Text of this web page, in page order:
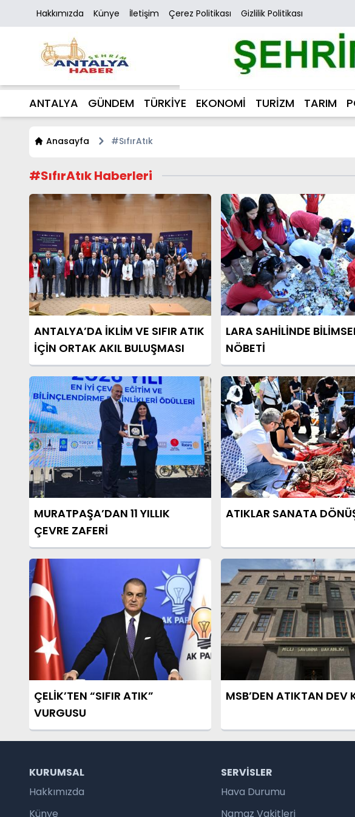
Hakkımızda Künye İletişim Çerez Politikası Gizlilik Politikası
ANTALYA GÜNDEM TÜRKİYE EKONOMİ TURİZM TARIM
Anasayfa #SıfırAtık
#SıfırAtık Haberleri
ANTALYA’DA İKLİM VE SIFIR ATIK
İÇİN ORTAK AKIL BULUŞMASI
LARA SAHİLİNDE
NÖBETİ
MURATPAŞA’DAN 11 YILLIK
ÇEVRE ZAFERİ
ATIKLAR SANATA
ÇELİK’TEN “SIFIR ATIK”
VURGUSU
MSB’DEN ATIKTAN DEV
KURUMSAL
Hakkımızda
Künye
SERVISLER
Hava Durumu
Namaz Vakitleri